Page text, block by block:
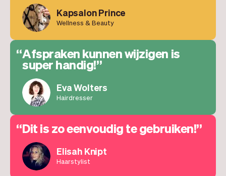
Kapsalon Prince
Wellness & Beauty
Afspraken kunnen wijzigen is
super handig!
Eva Wolters
Hairdresser
Dit is zo eenvoudig te gebruiken!
Elisah Knipt
Haarstylist